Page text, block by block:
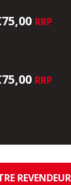
RRP
RRP